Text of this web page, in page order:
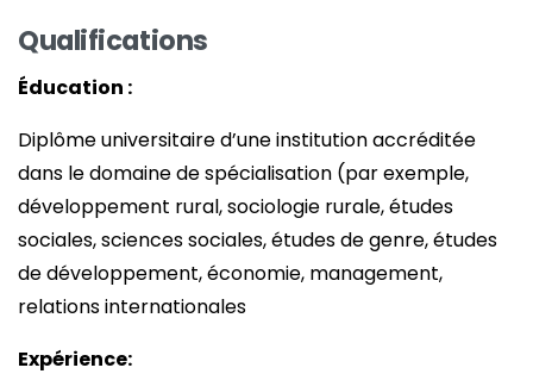
Qualifications
Éducation :
Diplôme universitaire d’une institution accréditée
dans le domaine de spécialisation (par exemple,
développement rural, sociologie rurale, études
sociales, sciences sociales, études de genre, études
de développement, économie, management,
relations internationales
Expérience: